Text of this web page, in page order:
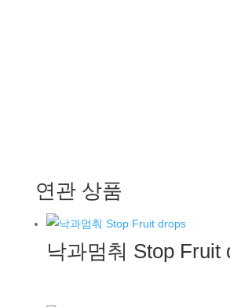
연관 상품
낙과멈춰 Stop Fruit